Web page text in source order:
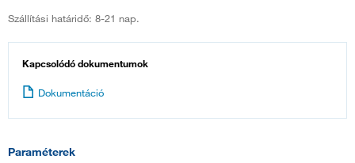
Szállítási határidő: 8-21 nap.
Kapcsolódó dokumentumok
Dokumentáció
Paraméterek